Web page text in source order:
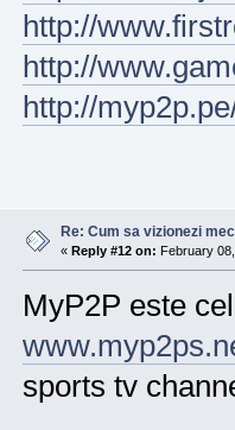
http://
http://
http://
Re: Cum sa vizionezi
« Reply #12 on: February
MyP2P este
sports tv